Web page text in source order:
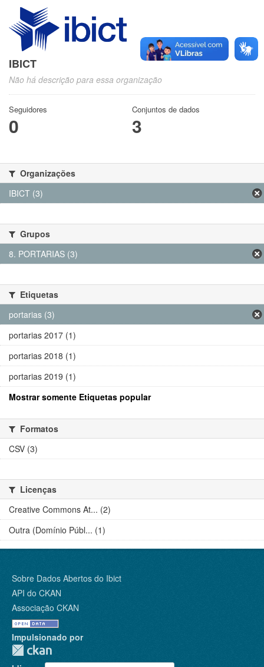
IBICT
Não há descrição para essa organização
Seguidores
0
Conjuntos de dados
3
Organizações
IBICT (3)
Grupos
8. PORTARIAS (3)
Etiquetas
portarias (3)
portarias 2017 (1)
portarias 2018 (1)
portarias 2019 (1)
Mostrar somente Etiquetas popular
Formatos
CSV (3)
Licenças
Creative Commons At... (2)
Outra (Domínio Públ... (1)
Sobre Dados Abertos do Ibict
API do CKAN
Associação CKAN
Impulsionado por